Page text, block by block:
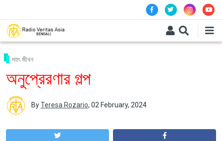
মহৎ জীবন
অনুপ্রেরণার গল্প
ByTeresa Rozario, 02 February, 2024